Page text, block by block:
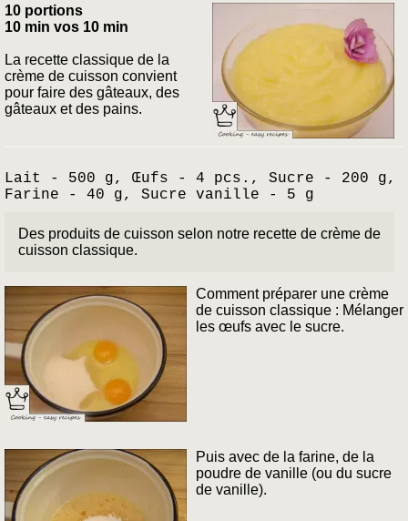
10 portions
10 min vos 10 min
La recette classique de la
crème de cuisson convient
pour faire des gâteaux, des
gâteaux et des pains.
Lait - 500 g, Œufs - 4 pcs., Sucre - 200 g,
Farine - 40 g, Sucre vanille - 5 g
Des produits de cuisson selon notre recette de crème de
cuisson classique.
Comment préparer une crème
de cuisson classique : Mélanger
les œufs avec le sucre.
Puis avec de la farine, de la
poudre de vanille (ou du sucre
de vanille).